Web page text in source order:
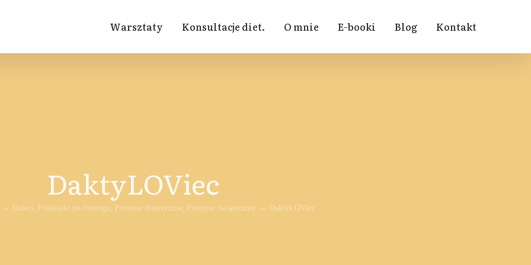
Warsztaty Konsultacje diet. O mnie E-booki Blog Kontakt
DaktyLOViec
Dzieci Przekąski po treningu Przepisy dietetyczne Przepisy świątecznie DaktyLOViec